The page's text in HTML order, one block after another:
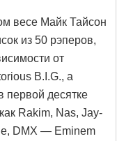
весе Майк Тайсон
из 50 рэперов,
от
B.I.G., а
первой десятке
Rakim, Nas, Jay-
DMX — Eminem